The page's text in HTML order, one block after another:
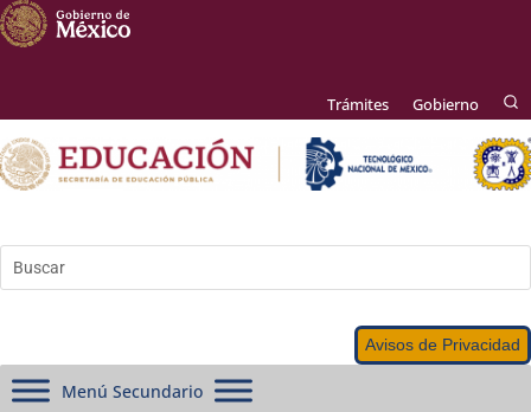
Trámites Gobierno
Avisos de Privacidad
Menú Secundario